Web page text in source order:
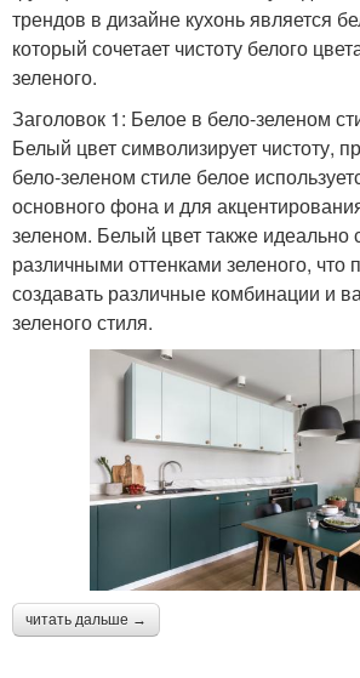
трендов в дизайне кухонь является
который сочетает чистоту белого
зеленого.
Заголовок 1: Белое в бело-зеленом
Белый цвет символизирует чистоту,
бело-зеленом стиле белое
основного фона и для
зеленом. Белый цвет также идеально
различными оттенками зеленого, что
создавать различные комбинации и
зеленого стиля.
читать дальше →